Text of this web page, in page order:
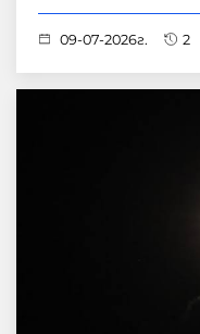
09-07-2026г. 2